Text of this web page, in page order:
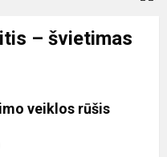
– švietimas
veiklos rūšis